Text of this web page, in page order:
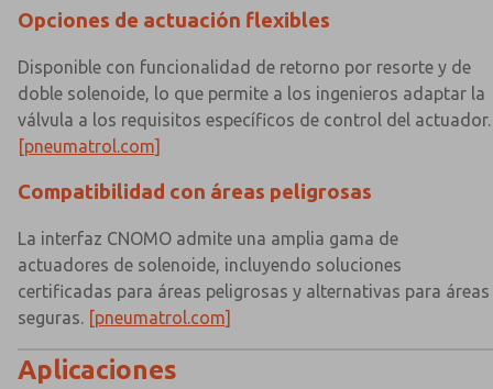
Opciones de actuación flexibles
Disponible con funcionalidad de retorno por resorte y de
doble solenoide, lo que permite a los ingenieros adaptar la
válvula a los requisitos específicos de control del actuador.
[pneumatrol.com]
Compatibilidad con áreas peligrosas
La interfaz CNOMO admite una amplia gama de
actuadores de solenoide, incluyendo soluciones
certificadas para áreas peligrosas y alternativas para áreas
seguras. [pneumatrol.com]
Aplicaciones